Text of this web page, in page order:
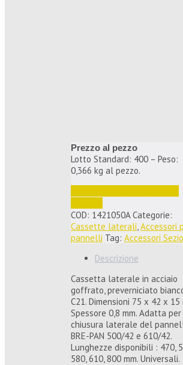
Prezzo al pezzo
Lotto Standard: 400 – Peso:
0,366 kg al pezzo.
COD: 1421050A Categorie:
Cassette laterali,Accessori
pannelli Tag: Accessori
Descrizione
Cassetta laterale in acciaio
goffrato, preverniciato
C21. Dimensioni 75 x 42 x 15
Spessore 0,8 mm. Adatta per
chiusura laterale del
BRE-PAN 500/42 e 610/42.
Lunghezze disponibili : 470,
580, 610, 800 mm. Universali.